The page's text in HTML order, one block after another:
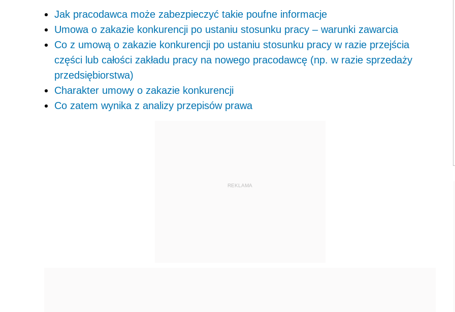
Jak pracodawca może zabezpieczyć takie poufne informacje
Umowa o zakazie konkurencji po ustaniu stosunku pracy – warunki zawarcia
Co z umową o zakazie konkurencji po ustaniu stosunku pracy w razie przejścia
części lub całości zakładu pracy na nowego pracodawcę (np. w razie sprzedaży
przedsiębiorstwa)
Charakter umowy o zakazie konkurencji
Co zatem wynika z analizy przepisów prawa
REKLAMA